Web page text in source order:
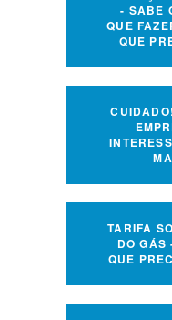
- SABE
QUE
QUE
TARIFA
DO GÁS
QUE